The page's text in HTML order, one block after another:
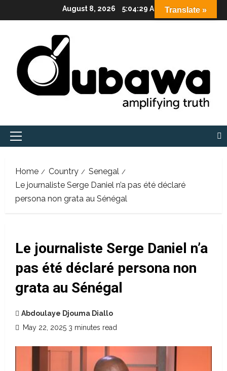
to
August 8, 2026 5:04:30 AM
Primary
Home Country
Senegal
Le journaliste Serge Daniel n’a pas été déclaré
persona non grata au Sénégal
Le journaliste Serge Daniel n’a
pas été déclaré persona non
grata au Sénégal
Abdoulaye Djouma Diallo
May 22, 2025 3 minutes read
Translate »